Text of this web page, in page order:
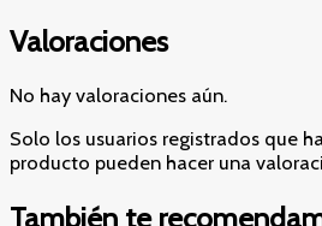
Valoraciones
No hay valoraciones aún.
Solo los usuarios registrados que
producto pueden hacer una
También te